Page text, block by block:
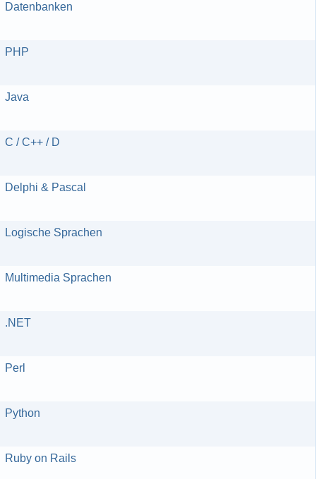
Datenbanken
PHP
Java
C / C++ / D
Delphi & Pascal
Logische Sprachen
Multimedia Sprachen
.NET
Perl
Python
Ruby on Rails